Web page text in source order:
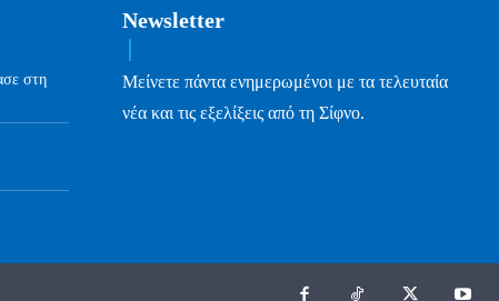
στη
Newsletter
Μείνετε πάντα ενημερωμένοι με τα τελευταία
νέα και τις εξελίξεις από τη Σίφνο.